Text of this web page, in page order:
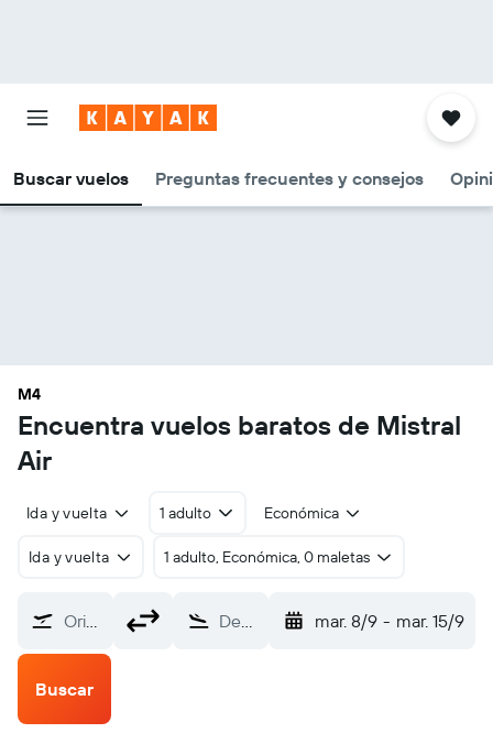
Buscar vuelos Preguntas frecuentes y consejos
M4
Encuentra vuelos baratos de Mistral
Air
Ida y vuelta 1 adulto Económica
Ida y vuelta 1 adulto, Económica, 0 maletas
Origen Destino mar. 8/9 - mar. 15/9
Buscar